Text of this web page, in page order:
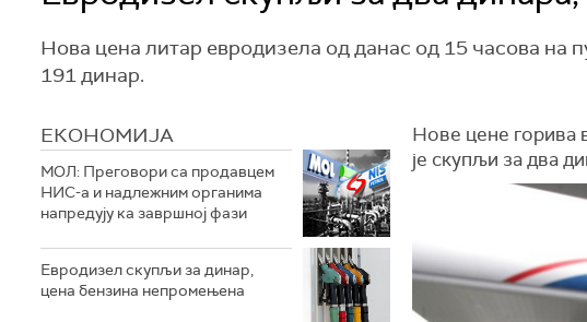
Нова цена литар евродизела од данас од 15 часова на
191 динар.
ЕКОНОМИЈА
МОЛ: Преговори са продавцем
НИС-а и надлежним органима
напредују ка завршној фази
Евродизел скупљи за динар,
цена бензина непромењена
Нове цене горива
је скупљи за два